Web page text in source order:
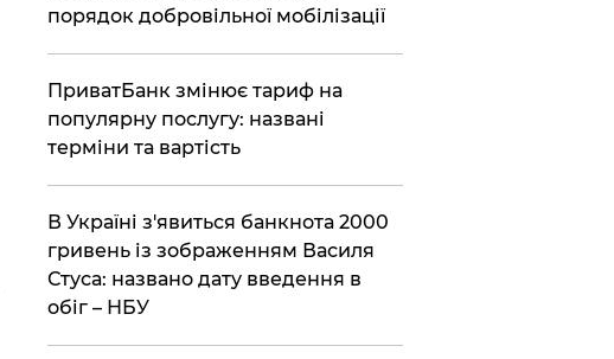
порядок добровільної мобілізації
​ПриватБанк змінює тариф на
популярну послугу: названі
терміни та вартість
В Україні з'явиться банкнота 2000
гривень із зображенням Василя
Стуса: названо дату введення в
обіг – НБУ